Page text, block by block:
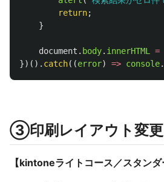
return;
}
document . body. innerHTML =
})(). catch((error) => console.
③印刷レイアウト変更
【kintoneライトコース／スタンダ